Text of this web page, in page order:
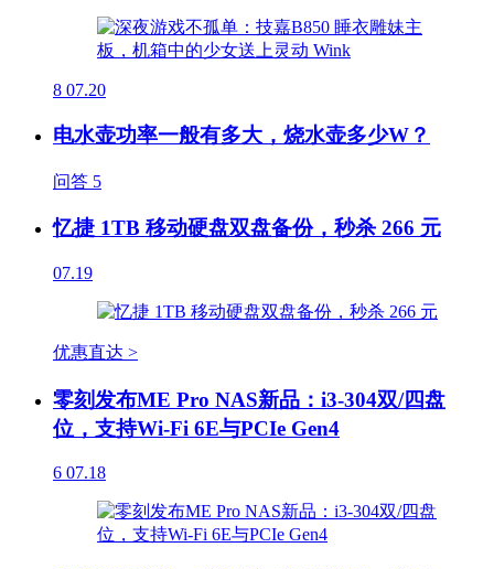
8 07.20
电水壶功率一般有多大，烧水壶多少W？
问答 5
忆捷 1TB 移动硬盘双盘备份，秒杀 266 元
07.19
优惠直达 >
零刻发布ME Pro NAS新品：i3-304双/四盘
位，支持Wi-Fi 6E与PCIe Gen4
6 07.18